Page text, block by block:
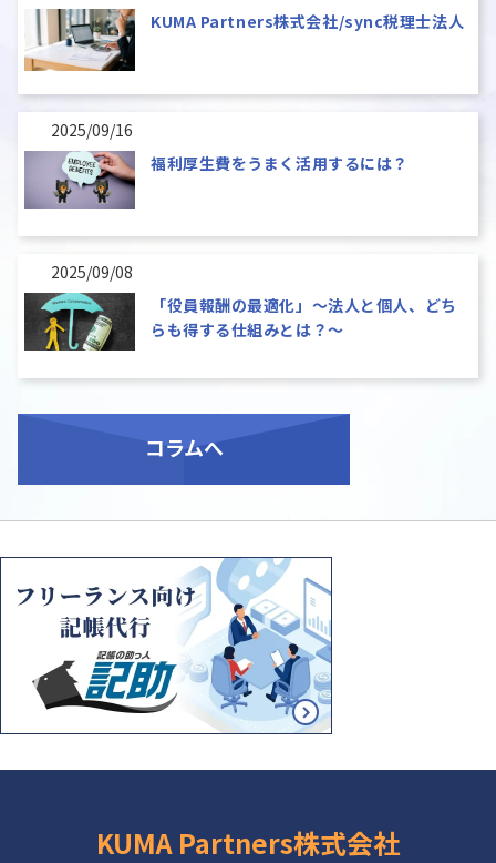
KUMA Partners株式会社/sync税理士法人
2025/09/16
福利厚生費をうまく活用するには？
2025/09/08
「役員報酬の最適化」～法人と個人、どち
らも得する仕組みとは？～
コラムへ
KUMA Partners株式会社